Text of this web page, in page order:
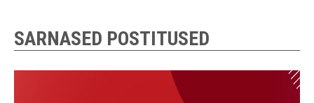
SARNASED POSTITUSED